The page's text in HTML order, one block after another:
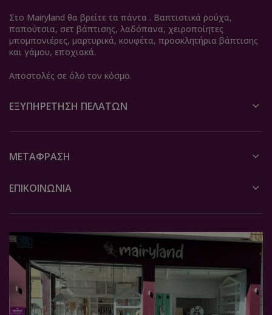
Στο Mairyland θα βρείτε τα πάντα . Βαπτιστικά ρούχα,
παπούτσια, σετ βάπτισης, λαδόπανα, χειροποίητες
μπομπονιέρες, μαρτυρικά, κουφέτα, προσκλητήρια βάπτισης
και γάμου, εποχιακά.
Αποστολές σε όλο τον κόσμο.
ΕΞΥΠΗΡΈΤΗΣΗ ΠΕΛΑΤΏΝ
ΜΕΤΆΦΡΑΣΗ
ΕΠΙΚΟΙΝΩΝΙΑ